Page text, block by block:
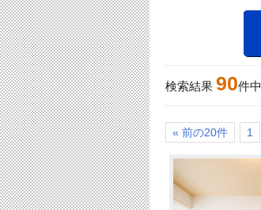
検索結果 90件中
« 前の20件 1